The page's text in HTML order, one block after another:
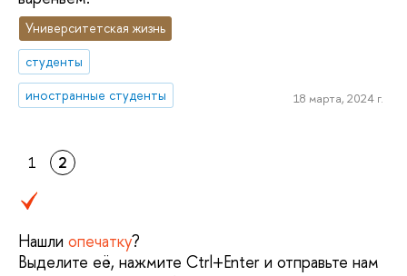
Университетская жизнь
студенты
иностранные студенты
18 марта, 2024 г.
1 2
Нашли опечатку?
Выделите её, нажмите Ctrl+Enter и отправьте нам